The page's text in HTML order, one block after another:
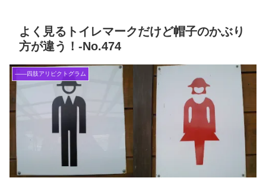
よく見るトイレマークだけど帽子のかぶり
方が違う！‐No.474
――四肢アリピクトグラム